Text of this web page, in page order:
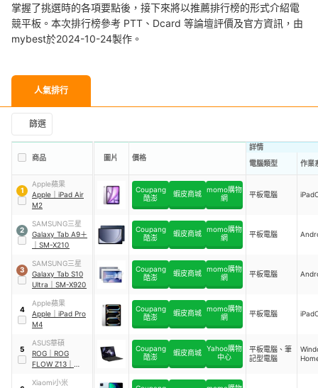
掌握了挑選時的各項要點後，接下來將以推薦排行榜的形式介紹電
競平板。本次排行榜參考 PTT、Dcard 等論壇評價及官方資訊，由
mybest於2024-10-24製作。
人氣排行
篩選
商品 圖片 價格
詳情
電腦類型
作業
1
Apple蘋果
Apple
iPad Air
M2
Coupang
酷澎
蝦皮商城 momo購物
網
平板電腦
2
SAMSUNG三星
Galaxy Tab A9＋
SM-X210
Coupang
酷澎
蝦皮商城 momo購物
網
平板電腦
3
SAMSUNG三星
Galaxy Tab S10
Ultra
SM-X920
Coupang
酷澎
蝦皮商城 momo購物
網
平板電腦
4
Apple蘋果
Apple
iPad Pro
M4
Coupang
酷澎
蝦皮商城 momo購物
網
平板電腦
5
ASUS華碩
ROG
ROG
FLOW Z13
0091A12700H
Coupang
酷澎
蝦皮商城 Yahoo購物
中心
平板電腦、筆
記型電腦
Xiaomi小米